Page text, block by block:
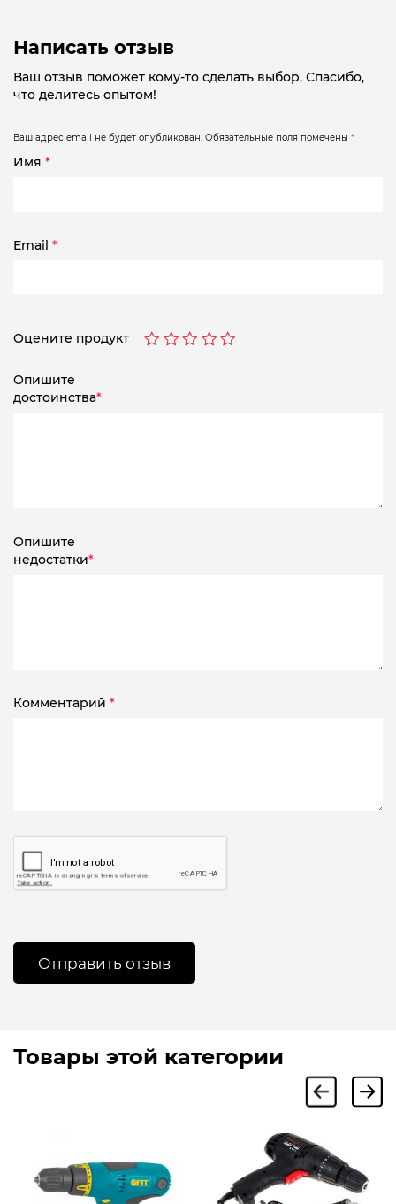
Написать отзыв
Ваш отзыв поможет кому-то сделать выбор. Спасибо,
что делитесь опытом!
Ваш адрес email не будет опубликован. Обязательные поля помечены *
Имя *
Email *
Оцените продукт
Опишите
достоинства*
Опишите
недостатки*
Комментарий *
Товары этой категории